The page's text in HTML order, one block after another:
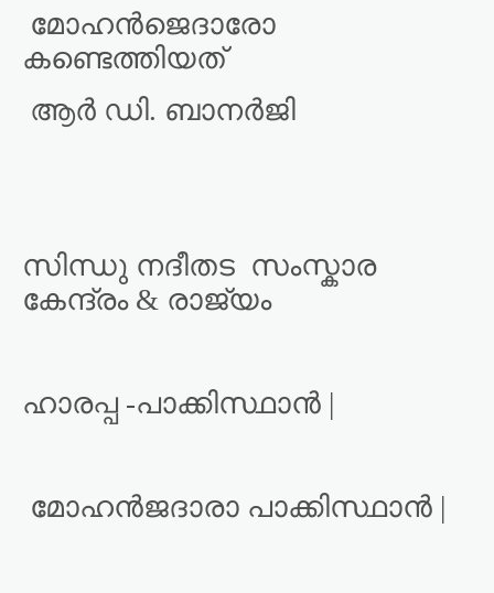
മോഹൻജെദാരോ
കണ്ടെത്തിയത്
ആർ ഡി. ബാനർജി
സിന്ധു നദീതട സംസ്കാര
കേന്ദ്രം & രാജ്യം
ഹാരപ്പ -പാക്കിസ്ഥാൻ |
മോഹൻജദാരാ പാക്കിസ്ഥാൻ |